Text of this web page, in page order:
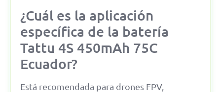
¿Cuál es la aplicación
específica de la batería
Tattu 4S 450mAh 75C
Ecuador?
Está recomendada para drones FPV,